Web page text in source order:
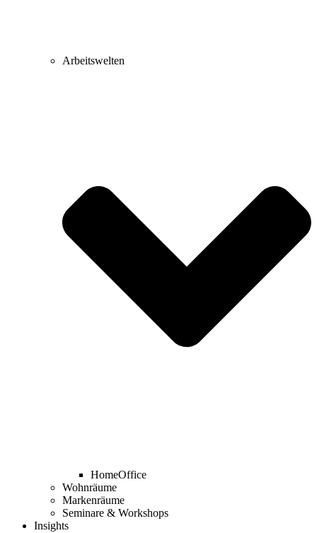
Arbeitswelten
HomeOffice
Wohnräume
Markenräume
Seminare & Workshops
Insights